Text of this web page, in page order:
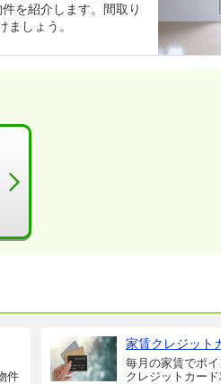
を紹介します。間取り
しょう。
件
家賃クレジット
毎月の家賃でポイ
クレジットカー